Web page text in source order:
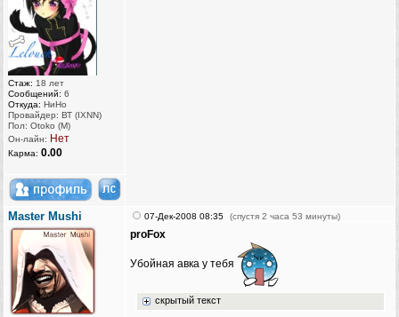
Стаж: 18 лет
Сообщений: 6
Откуда: НиНо
Провайдер: ВТ (IXNN)
Пол: Otoko (M)
Он-лайн: Нет
Карма: 0.00
Master Mushi 07-Дек-2008 08:35 (спустя 2 часа 53 минуты)
proFox
Убойная авка у тебя
скрытый текст